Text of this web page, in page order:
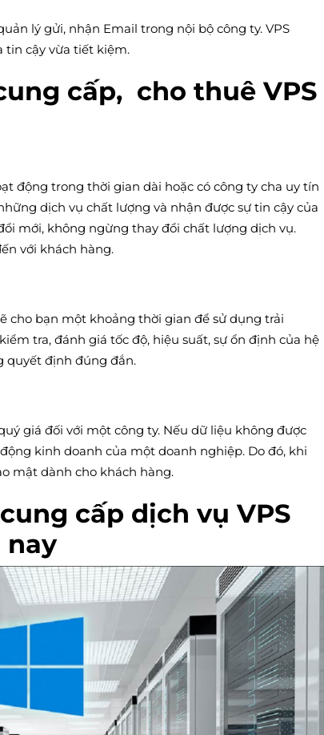
lý gửi, nhận Email trong nội bộ công ty. VPS
tin cậy vừa tiết kiệm.
cấp, cho thuê VPS
động trong thời gian dài hoặc có công ty cha uy tín
dịch vụ chất lượng và nhận được sự tin cậy của
mới, không ngừng thay đổi chất lượng dịch vụ.
với khách hàng.
cho bạn một khoảng thời gian để sử dụng trải
tra, đánh giá tốc độ, hiệu suất, sự ổn định của hệ
quyết định đúng đắn.
giá đối với một công ty. Nếu dữ liệu không được
kinh doanh của một doanh nghiệp. Do đó, khi
mật dành cho khách hàng.
cấp dịch vụ VPS
nay